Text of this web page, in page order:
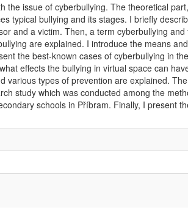
the issue of cyberbullying. The theoretical
typical bullying and its stages. I briefly
and a victim. Then, a term cyberbullying and
are explained. I introduce the means
the best-known cases of cyberbullying in
effects the bullying in virtual space can
various types of prevention are explained.
study which was conducted among the
schools in Příbram. Finally, I present